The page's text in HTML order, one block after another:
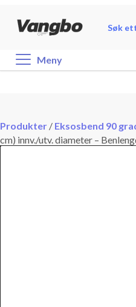
search
Meny
Produkter / Eksosbend 90
cm) innv./utv. diameter –